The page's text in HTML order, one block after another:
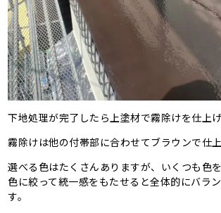
下地処理が完了したら上塗材で霧除けを仕上
霧除けは他の付帯部に合わせてブラウンで仕上
選べる色はたくさんありますが、いくつも色
色に絞って統一感をもたせると全体的にバラ
す。